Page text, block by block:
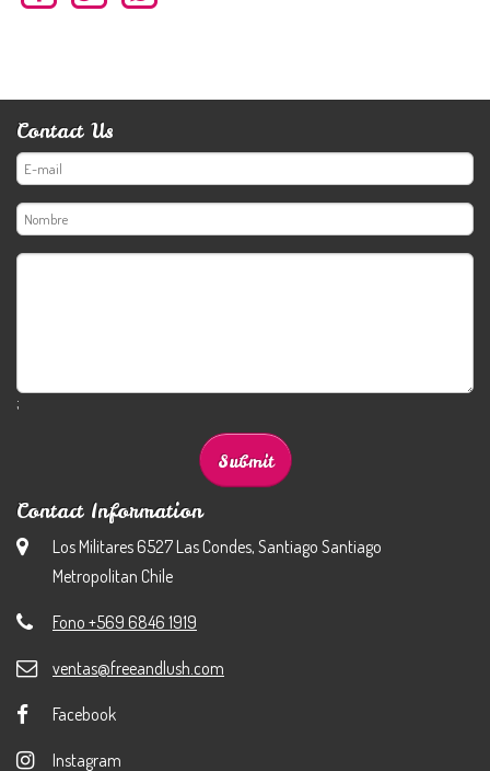
Contact Us
;
Contact Information
Los Militares 6527 Las Condes, Santiago Santiago
Metropolitan Chile
Fono +569 6846 1919
ventas@freeandlush.com
Facebook
Instagram